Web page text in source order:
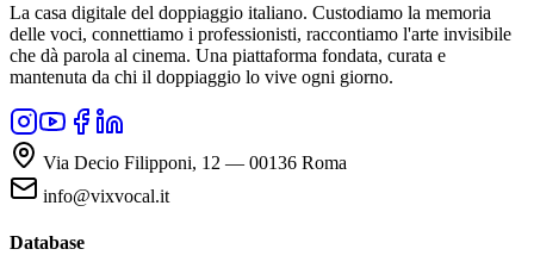
La casa digitale del doppiaggio italiano. Custodiamo la memoria
delle voci, connettiamo i professionisti, raccontiamo l'arte invisibile
che dà parola al cinema. Una piattaforma fondata, curata e
mantenuta da chi il doppiaggio lo vive ogni giorno.
Via Decio Filipponi, 12 — 00136 Roma
info@vixvocal.it
Database